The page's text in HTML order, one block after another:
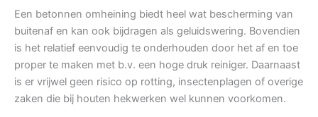
Een betonnen omheining biedt heel wat bescherming van
buitenaf en kan ook bijdragen als geluidswering. Bovendien
is het relatief eenvoudig te onderhouden door het af en toe
proper te maken met b.v. een hoge druk reiniger. Daarnaast
is er vrijwel geen risico op rotting, insectenplagen of overige
zaken die bij houten hekwerken wel kunnen voorkomen.